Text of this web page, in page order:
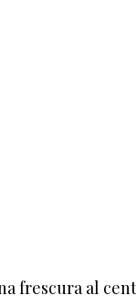
frescura al